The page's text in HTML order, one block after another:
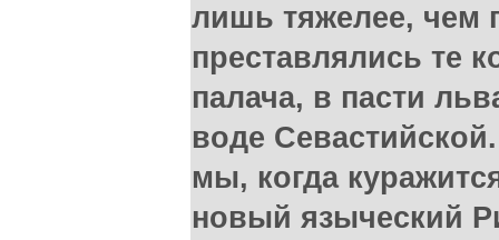
лишь тяжелее, чем
преставлялись те
палача, в пасти
воде
мы, когда
новый языческий